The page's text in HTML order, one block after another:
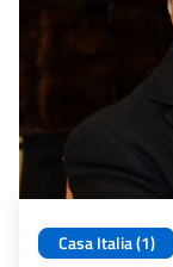
Casa Italia (1)